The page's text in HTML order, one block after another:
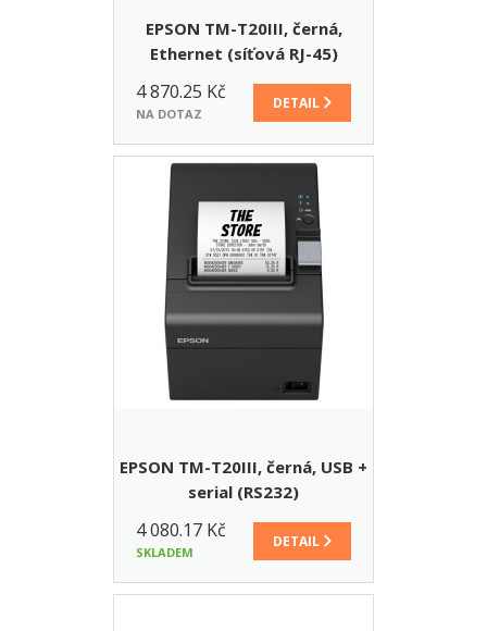
EPSON TM-T20III, černá,
Ethernet (síťová RJ-45)
4 870.25 Kč
NA DOTAZ
DETAIL
EPSON TM-T20III, černá, USB +
serial (RS232)
4 080.17 Kč
SKLADEM
DETAIL